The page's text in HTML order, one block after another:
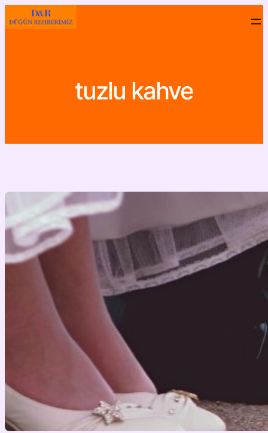
İçeriğe
geç
tuzlu kahve